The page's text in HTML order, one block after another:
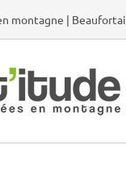
montagne |